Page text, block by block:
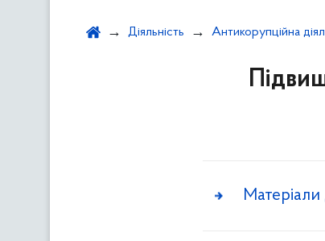
Діяльність Антикорупційна